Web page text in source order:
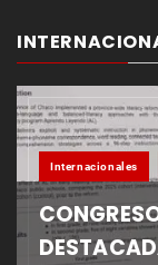
Internacionales